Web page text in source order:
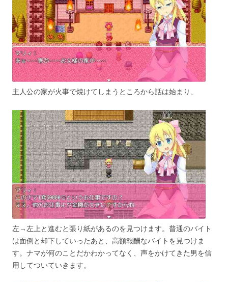
主人公の家が火事で焼けてしまうところから話は始まり、
左→左上と進むと張り紙があるのを見つけます。普通のバイト
は面倒と却下していったあと、高額報酬なバイトを見つけま
す。ナマが何のことだかわかってなく、声をかけてきた男を信
用してついていきます。